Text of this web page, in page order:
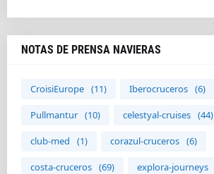
NOTAS DE PRENSA NAVIERAS
CroisiEurope (11) Iberocruceros (6)
Pullmantur (10) celestyal-cruises (44)
club-med (1) corazul-cruceros (6)
costa-cruceros (69) explora-journeys